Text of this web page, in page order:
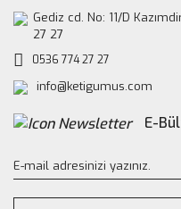
Gediz cd. No: 11/D
27 27
0536 774 27 27
info@ketigumus.com
E-